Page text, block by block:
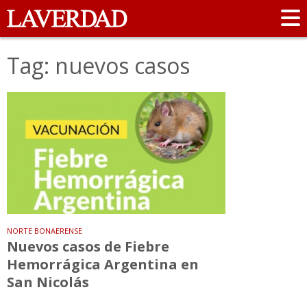
Tag: nuevos casos
NORTE BONAERENSE
Nuevos casos de Fiebre
Hemorrágica Argentina en
San Nicolás